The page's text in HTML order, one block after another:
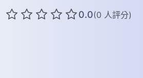
0.0(0 人評分)